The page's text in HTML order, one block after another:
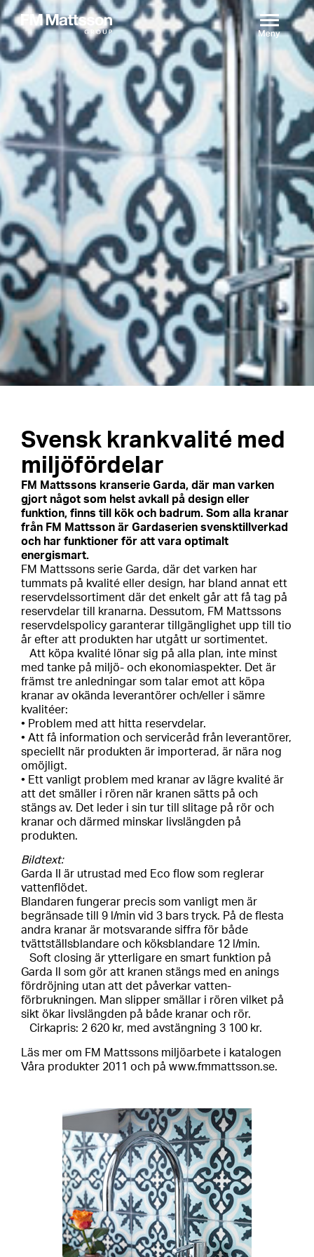
Svensk krankvalité med
miljöfördelar
FM Mattssons kranserie Garda, där man varken
gjort något som helst avkall på design eller
funktion, finns till kök och badrum. Som alla kranar
från FM Mattsson är Gardaserien svensktillverkad
och har funktioner för att vara optimalt
energismart.
FM Mattssons serie Garda, där det varken har
tummats på kvalité eller design, har bland annat ett
reservdelssortiment där det enkelt går att få tag på
reservdelar till kranarna. Dessutom, FM Mattssons
reservdelspolicy garanterar tillgänglighet upp till tio
år efter att produkten har utgått ur sortimentet.
Att köpa kvalité lönar sig på alla plan, inte minst
med tanke på miljö- och ekonomiaspekter. Det är
främst tre anledningar som talar emot att köpa
kranar av okända leverantörer och/eller i sämre
kvalitéer:
• Problem med att hitta reservdelar.
• Att få information och serviceråd från leverantörer,
speciellt när produkten är importerad, är nära nog
omöjligt.
• Ett vanligt problem med kranar av lägre kvalité är
att det smäller i rören när kranen sätts på och
stängs av. Det leder i sin tur till slitage på rör och
kranar och därmed minskar livslängden på
produkten.
Bildtext:
Garda II är utrustad med Eco flow som reglerar
vattenflödet.
Blandaren fungerar precis som vanligt men är
begränsade till 9 l/min vid 3 bars tryck. På de flesta
andra kranar är motsvarande siffra för både
tvättställsblandare och köksblandare 12 l/min.
Soft closing är ytterligare en smart funktion på
Garda ll som gör att kranen stängs med en anings
fördröjning utan att det påverkar vatten-
förbrukningen. Man slipper smällar i rören vilket på
sikt ökar livslängden på både kranar och rör.
Cirkapris: 2 620 kr, med avstängning 3 100 kr.
Läs mer om FM Mattssons miljöarbete i katalogen
Våra produkter 2011 och på www.fmmattsson.se.